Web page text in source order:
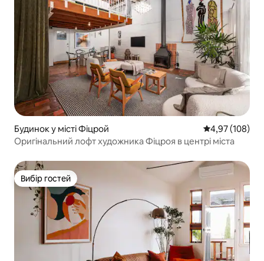
Будинок у місті Фіцрой Середня
4,97 (108)
Оригінальний лофт художника Фіцроя в центрі міста
Вибір гостей
Вибір гостей